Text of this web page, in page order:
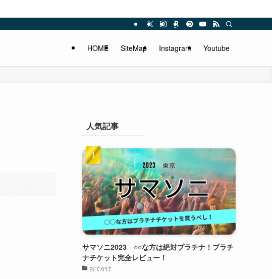
HOME SiteMap Instagram Youtube
人気記事
サマソニ2023 ○○な方は絶対プラチナ！プラチ
ナチケット完全レビュー！
おでかけ